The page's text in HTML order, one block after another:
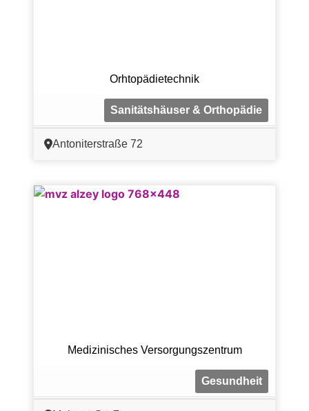
Orhtopädietechnik
Sanitätshäuser & Orthopädie
Antoniterstraße 72
Medizinisches Versorgungszentrum
Gesundheit